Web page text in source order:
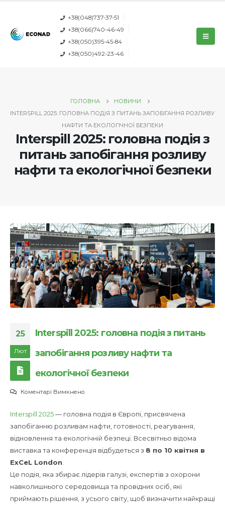
+38(048)737-37-51
+38(066)740-46-49
+38(050)395-45-84
+38(050)492-23-46
ГОЛОВНА
НОВИНИ
INTERSPILL 2025: ГОЛОВНА ПОДІЯ З ПИТАНЬ ЗАПОБІГАННЯ РОЗЛИВУ
НАФТИ ТА ЕКОЛОГІЧНОЇ БЕЗПЕКИ
Interspill 2025: головна подія з
питань запобігання розливу
нафти та екологічної безпеки
25
Лют
Interspill 2025: головна подія з питань
запобігання розливу нафти та
екологічної безпеки
Коментарі Вимкненодо
2025:
головна
подія
з
запобігання
розливу
нафти
Interspill 2025— головна подія в Європі, присвячена
запобіганню розливам нафти, готовності, реагування,
відновлення та екологічній безпеці. Всесвітньо відома
виставка та конференція відбудеться з 8 по 10 квітня в
ExCeL London.
Це подія, яка збирає лідерів галузі, експертів з охорони
навколишнього середовища та провідних осіб, які
приймають рішення, з усього світу, щоб визначити найкращі